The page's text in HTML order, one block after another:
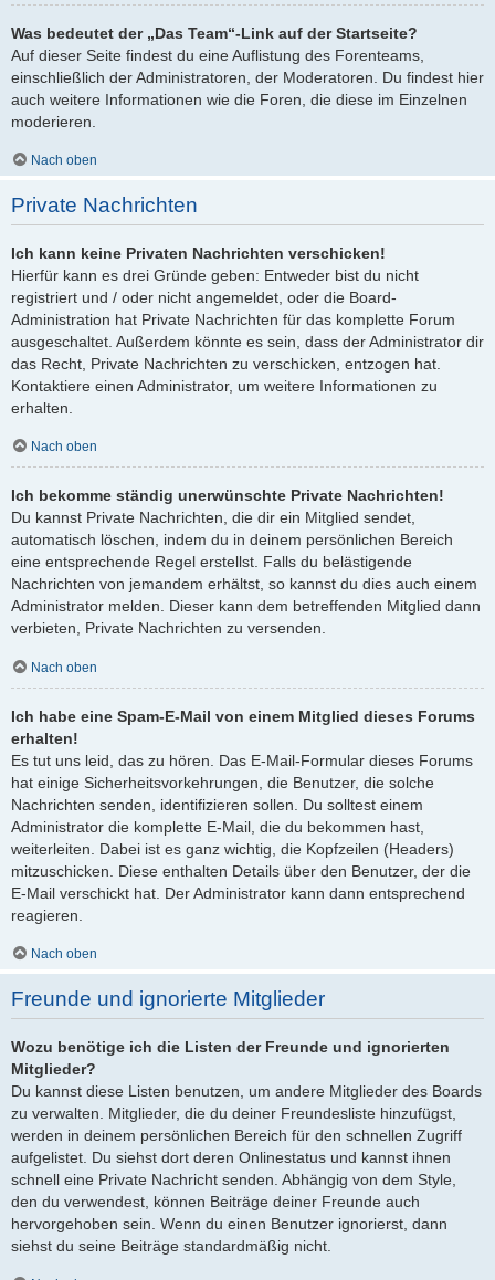
Was bedeutet der „Das Team“-Link auf der Startseite?
Auf dieser Seite findest du eine Auflistung des Forenteams,
einschließlich der Administratoren, der Moderatoren. Du findest hier
auch weitere Informationen wie die Foren, die diese im Einzelnen
moderieren.
Nach oben
Private Nachrichten
Ich kann keine Privaten Nachrichten verschicken!
Hierfür kann es drei Gründe geben: Entweder bist du nicht
registriert und / oder nicht angemeldet, oder die Board-
Administration hat Private Nachrichten für das komplette Forum
ausgeschaltet. Außerdem könnte es sein, dass der Administrator dir
das Recht, Private Nachrichten zu verschicken, entzogen hat.
Kontaktiere einen Administrator, um weitere Informationen zu
erhalten.
Nach oben
Ich bekomme ständig unerwünschte Private Nachrichten!
Du kannst Private Nachrichten, die dir ein Mitglied sendet,
automatisch löschen, indem du in deinem persönlichen Bereich
eine entsprechende Regel erstellst. Falls du belästigende
Nachrichten von jemandem erhältst, so kannst du dies auch einem
Administrator melden. Dieser kann dem betreffenden Mitglied dann
verbieten, Private Nachrichten zu versenden.
Nach oben
Ich habe eine Spam-E-Mail von einem Mitglied dieses Forums
erhalten!
Es tut uns leid, das zu hören. Das E-Mail-Formular dieses Forums
hat einige Sicherheitsvorkehrungen, die Benutzer, die solche
Nachrichten senden, identifizieren sollen. Du solltest einem
Administrator die komplette E-Mail, die du bekommen hast,
weiterleiten. Dabei ist es ganz wichtig, die Kopfzeilen (Headers)
mitzuschicken. Diese enthalten Details über den Benutzer, der die
E-Mail verschickt hat. Der Administrator kann dann entsprechend
reagieren.
Nach oben
Freunde und ignorierte Mitglieder
Wozu benötige ich die Listen der Freunde und ignorierten
Mitglieder?
Du kannst diese Listen benutzen, um andere Mitglieder des Boards
zu verwalten. Mitglieder, die du deiner Freundesliste hinzufügst,
werden in deinem persönlichen Bereich für den schnellen Zugriff
aufgelistet. Du siehst dort deren Onlinestatus und kannst ihnen
schnell eine Private Nachricht senden. Abhängig von dem Style,
den du verwendest, können Beiträge deiner Freunde auch
hervorgehoben sein. Wenn du einen Benutzer ignorierst, dann
siehst du seine Beiträge standardmäßig nicht.